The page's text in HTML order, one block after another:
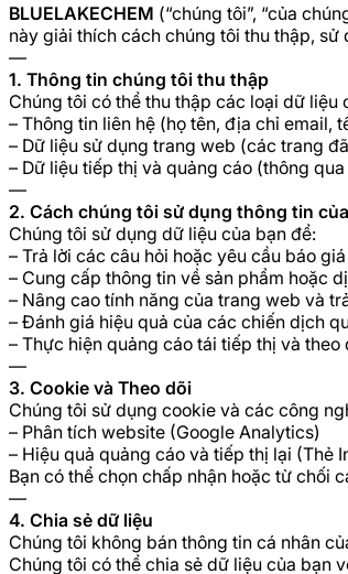
BLUELAKECHEM (“chúng tôi”, “của
này giải thích cách chúng tôi thu thập,
—
1. Thông tin chúng tôi thu thập
Chúng tôi có thể thu thập các loại dữ liệu
– Thông tin liên hệ (họ tên, địa chỉ email,
– Dữ liệu sử dụng trang web (các trang
– Dữ liệu tiếp thị và quảng cáo (thông
—
2. Cách chúng tôi sử dụng thông tin
Chúng tôi sử dụng dữ liệu của bạn để:
– Trả lời các câu hỏi hoặc yêu cầu báo
– Cung cấp thông tin về sản phẩm hoặc
– Nâng cao tính năng của trang web và
– Đánh giá hiệu quả của các chiến dịch
– Thực hiện quảng cáo tái tiếp thị và
—
3. Cookie và Theo dõi
Chúng tôi sử dụng cookie và các công
– Phân tích website (Google Analytics)
– Hiệu quả quảng cáo và tiếp thị lại (Thẻ
Bạn có thể chọn chấp nhận hoặc từ chối
—
4. Chia sẻ dữ liệu
Chúng tôi không bán thông tin cá nhân
Chúng tôi có thể chia sẻ dữ liệu của bạn